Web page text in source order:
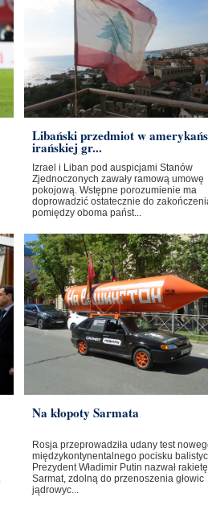
Libański przedmiot w
irańskiej gr...
Izrael i Liban pod auspicjami Stanów
Zjednoczonych zawały ramową umowę
pokojową. Wstępne porozumienie ma
doprowadzić ostatecznie do
pomiędzy oboma państ...
Na kłopoty Sarmata
Rosja przeprowadziła udany test
międzykontynentalnego pocisku
Prezydent Władimir Putin nazwał rakietę
Sarmat, zdolną do przenoszenia głowic
jądrowyc...